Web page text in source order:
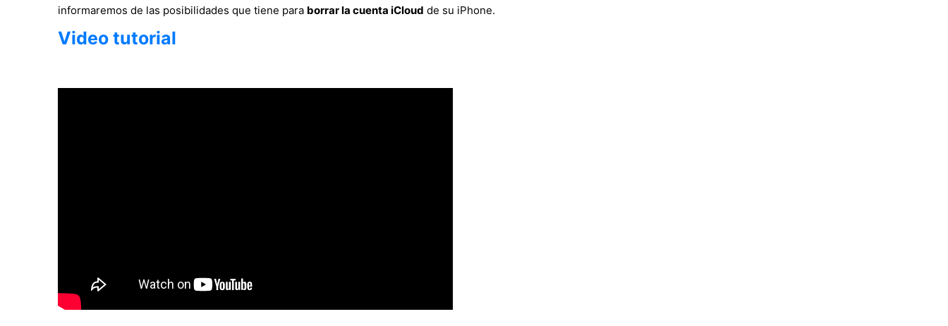
informaremos de las posibilidades que tiene para borrar la cuenta iCloud de su iPhone.
Video tutorial